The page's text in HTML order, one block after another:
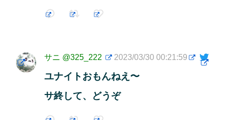
サニ @325_222 2023/03/30 00:21:59
ユナイトおもんねえ〜
サ終して、どうぞ